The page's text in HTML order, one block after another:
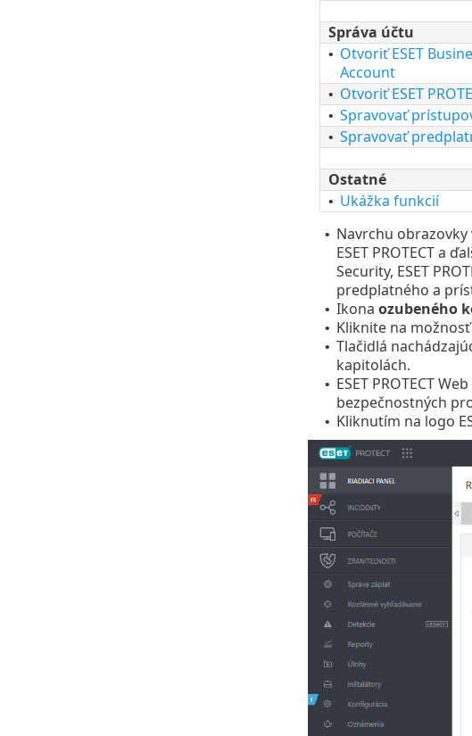
Správa účtu
• Otvoriť ESET
Account
• Otvoriť ESET
• Spravovať
• Spravovať
Ostatné
• Ukážka funkcií
• Navrchu obrazovky
ESET PROTECT a
Security, ESET
predplatného a
• Ikona ozubeného
• Kliknite na možnosť
• Tlačidlá
kapitolách.
• ESET PROTECT
bezpečnostných
• Kliknutím na logo